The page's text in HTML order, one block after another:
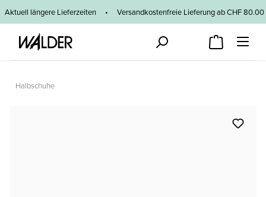
Zum Hauptinhalt springen
Aktuell längere Lieferzeiten • Versandkostenfreie Lieferung ab CHF
Halbschuhe